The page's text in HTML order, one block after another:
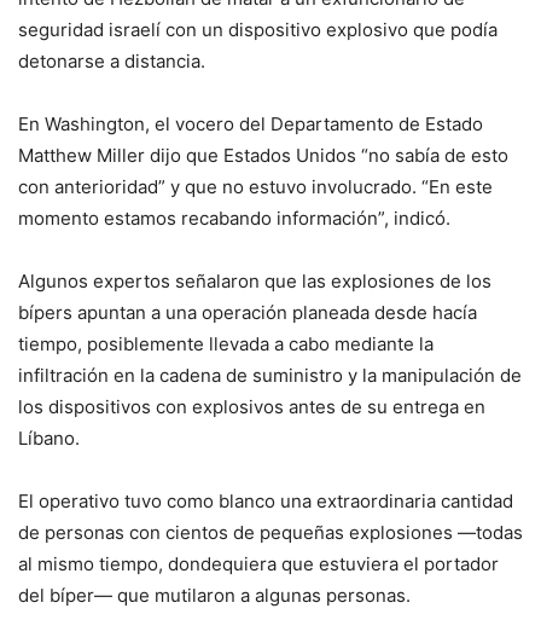
seguridad israelí con un dispositivo explosivo que podía
detonarse a distancia.
En Washington, el vocero del Departamento de Estado
Matthew Miller dijo que Estados Unidos “no sabía de esto
con anterioridad” y que no estuvo involucrado. “En este
momento estamos recabando información”, indicó.
Algunos expertos señalaron que las explosiones de los
bípers apuntan a una operación planeada desde hacía
tiempo, posiblemente llevada a cabo mediante la
infiltración en la cadena de suministro y la manipulación de
los dispositivos con explosivos antes de su entrega en
Líbano.
El operativo tuvo como blanco una extraordinaria cantidad
de personas con cientos de pequeñas explosiones —todas
al mismo tiempo, dondequiera que estuviera el portador
del bíper— que mutilaron a algunas personas.